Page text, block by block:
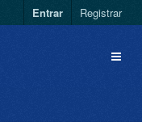
Entrar Registrar